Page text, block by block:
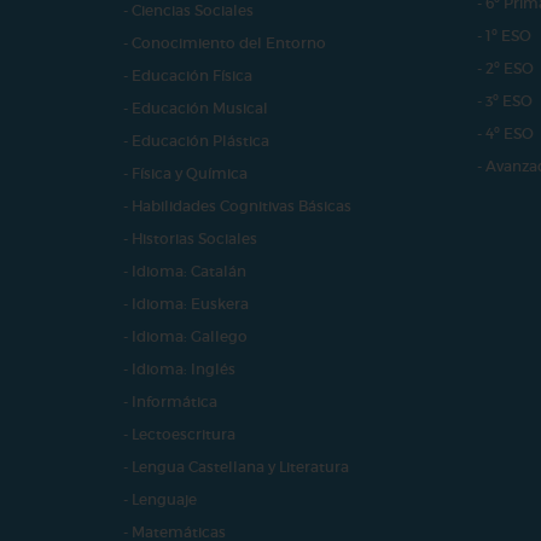
- Ciencias Sociales
- Conocimiento del Entorno
- Educación Física
- Educación Musical
- Educación Plástica
- Física y Química
- Habilidades Cognitivas Básicas
- Historias Sociales
- Idioma: Catalán
- Idioma: Euskera
- Idioma: Gallego
- Idioma: Inglés
- Informática
- Lectoescritura
- Lengua Castellana y Literatura
- Lenguaje
- Matemáticas
- 1º ESO
- 2º ESO
- 3º ESO
- 4º ESO
-